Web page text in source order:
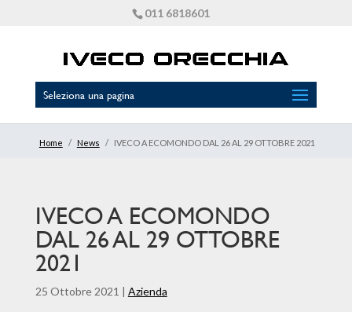
011 6818601
Seleziona una pagina
Home / News / IVECO A ECOMONDO DAL 26 AL 29 OTTOBRE 2021
IVECO A ECOMONDO
DAL 26 AL 29 OTTOBRE
2021
25 Ottobre 2021 | Azienda